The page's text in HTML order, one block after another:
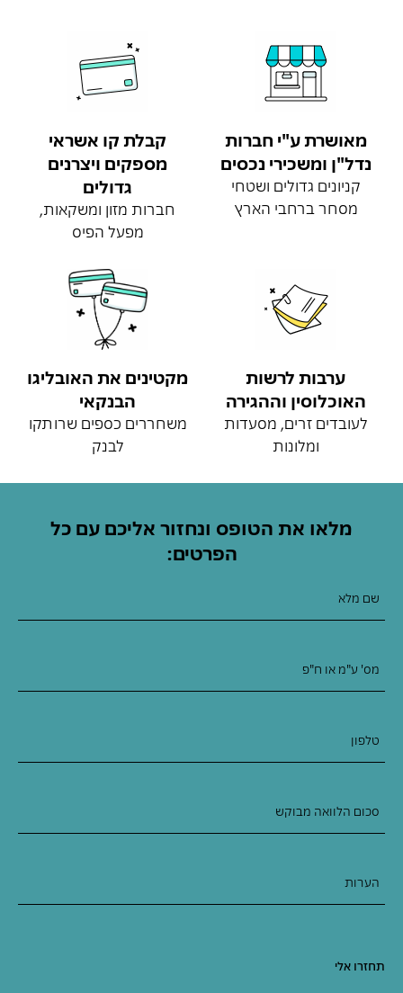
מאושרת ע"י חברות
נדל"ן ומשכירי נכסים
קניונים גדולים ושטחי
מסחר ברחבי הארץ
קבלת קו אשראי
מספקים ויצרנים
גדולים
חברות מזון ומשקאות,
מפעל הפיס
ערבות לרשות
האוכלוסין וההגירה
לעובדים זרים, מסעדות
ומלונות
מקטינים את האובליגו
הבנקאי
משחררים כספים שרותקו
לבנק
מלאו את הטופס ונחזור אליכם עם כל
הפרטים:
שם מלא
מס' ע"מ או ח"פ
טלפון
סכום הלוואה מבוקש
הערות
תחזרו אלי